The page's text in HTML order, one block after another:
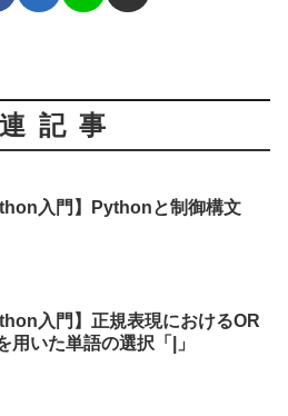
記事
入門】Pythonと制御構文
入門】正規表現におけるOR
用いた単語の選択「|」